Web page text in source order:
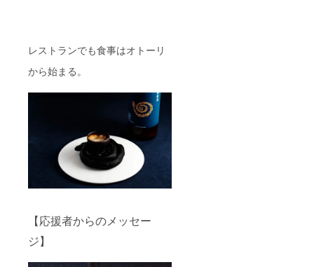
レストランでも食事はオトーリ
から始まる。
【応援者からのメッセー
ジ】